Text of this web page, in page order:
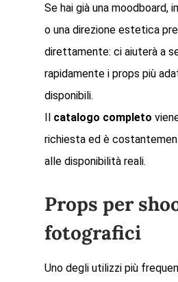
Se hai già una moodboard,
o una direzione estetica
direttamente: ci aiuterà a
rapidamente i props più
disponibili.
Il catalogo completo
richiesta ed è
alle disponibilità reali.
Props per
fotografici
Uno degli utilizzi più